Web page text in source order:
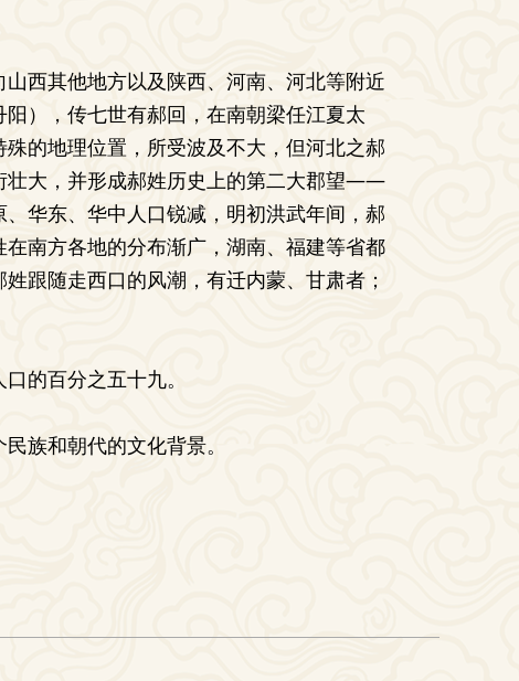
西其他地方以及陕西、河南、河北等附近
），传七世有郝回，在南朝梁任江夏太
的地理位置，所受波及不大，但河北之郝
壮大，并形成郝姓历史上的第二大郡望——
华东、华中人口锐减，明初洪武年间，郝
南方各地的分布渐广，湖南、福建等省都
跟随走西口的风潮，有迁内蒙、甘肃者；
的百分之五十九。
族和朝代的文化背景。